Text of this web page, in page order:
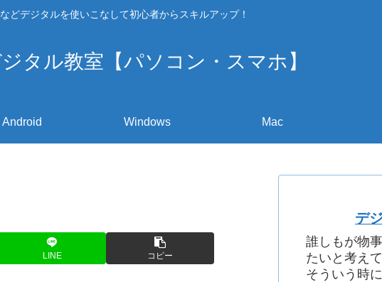
どデジタルを使いこなして初心者からスキルアップ！
ジタル教室【パソコン・スマホ】
Android Windows Mac
LINE コピー
デ
誰しもが物
たいと考えて
そういう時